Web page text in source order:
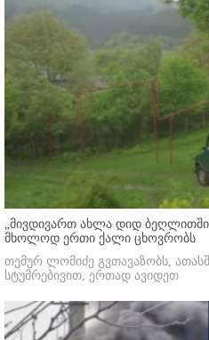
„მივდივართ ახლა დიდ
მხოლოდ ერთი ქალი ცხოვრობს
თემურ ლომიძე გვთავაზობს,
სტუმრებივით, ერთად ავიდეთ